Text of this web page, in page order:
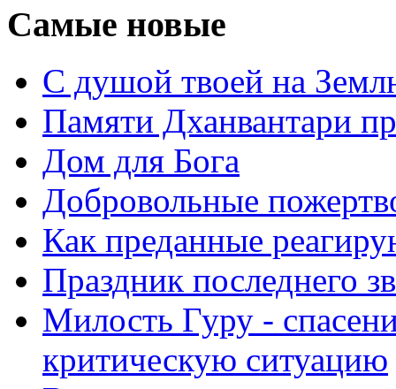
Самые новые
С душой твоей на
Памяти Дханвантари
Дом для Бога
Добровольные
Как преданные
Праздник последнего
Милость Гуру -
критическую ситуацию